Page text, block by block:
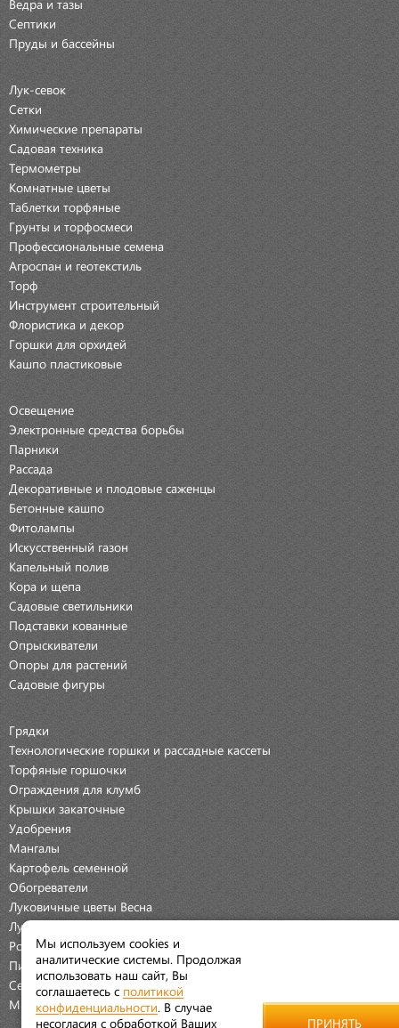
Ведра и тазы
Септики
Пруды и бассейны
Лук-севок
Сетки
Химические препараты
Садовая техника
Термометры
Комнатные цветы
Таблетки торфяные
Грунты и торфосмеси
Профессиональные семена
Агроспан и геотекстиль
Торф
Инструмент строительный
Флористика и декор
Горшки для орхидей
Кашпо пластиковые
Освещение
Электронные средства борьбы
Парники
Рассада
Декоративные и плодовые саженцы
Бетонные кашпо
Фитолампы
Искусственный газон
Капельный полив
Кора и щепа
Садовые светильники
Подставки кованные
Опрыскиватели
Опоры для растений
Садовые фигуры
Грядки
Технологические горшки и рассадные кассеты
Торфяные горшочки
Ограждения для клумб
Крышки закаточные
Удобрения
Мангалы
Картофель семенной
Обогреватели
Луковичные цветы Весна
Луковичные цветы Осень
Розы
Пионы
Семена Овощей
Мраморная крошка
Мы используем cookies и
аналитические системы. Продолжая
использовать наш сайт, Вы
соглашаетесь с политикой
конфиденциальности . В случае
несогласия с обработкой Ваших ПРИНЯТЬ